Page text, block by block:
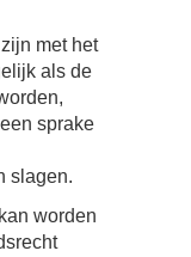
met het
als de
sprake
slagen.
worden